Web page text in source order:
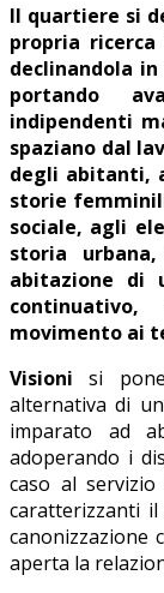
Il quartiere si
propria
declinandola
portando
indipendenti
spaziano dal
degli abitanti,
storie
sociale, agli
storia
abitazione di
movimento ai
Visioni
si
alternativa di
imparato ad
adoperando i
caso al
caratterizzanti
canonizzazione
aperta la